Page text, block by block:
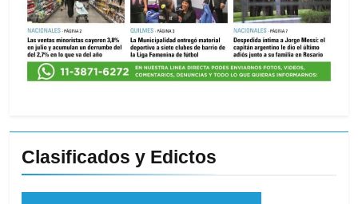
Clasificados y Edictos